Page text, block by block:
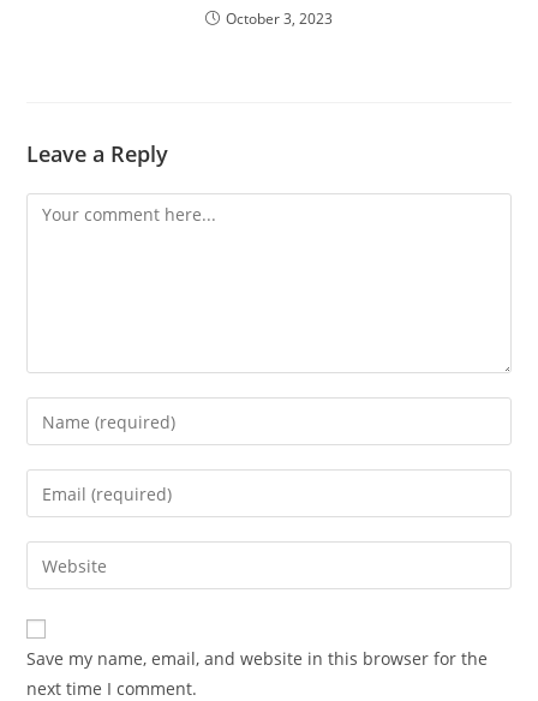
October 3, 2023
Leave a Reply
Comment
Enter
your
name
comment
Enter
your
email
address
comment
Enter
your
website
URL
(optional)
Save my name, email, and website in this browser for the
next time I comment.